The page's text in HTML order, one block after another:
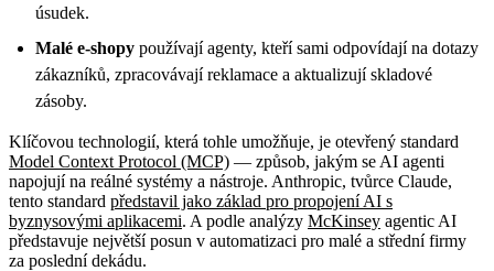
úsudek.
Malé e-shopy používají agenty, kteří sami odpovídají na dotazy
zákazníků, zpracovávají reklamace a aktualizují skladové
zásoby.
Klíčovou technologií, která tohle umožňuje, je otevřený standard
Model Context Protocol (MCP) — způsob, jakým se AI agenti
napojují na reálné systémy a nástroje. Anthropic, tvůrce Claude,
tento standard představil jako základ pro propojení AI s
byznysovými aplikacemi. A podle analýzy McKinsey agentic AI
představuje největší posun v automatizaci pro malé a střední firmy
za poslední dekádu.